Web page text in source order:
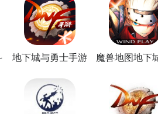
地下城与勇士手游